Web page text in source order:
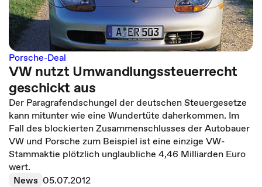
Porsche-Deal
VW nutzt Umwandlungssteuerrecht
geschickt aus
Der Paragrafendschungel der deutschen Steuergesetze
kann mitunter wie eine Wundertüte daherkommen. Im
Fall des blockierten Zusammenschlusses der Autobauer
VW und Porsche zum Beispiel ist eine einzige VW-
Stammaktie plötzlich unglaubliche 4,46 Milliarden Euro
wert.
News 05.07.2012